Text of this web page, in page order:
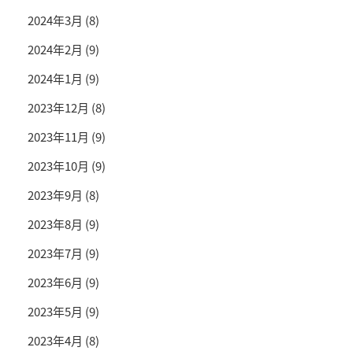
2024年3月 (8)
2024年2月 (9)
2024年1月 (9)
2023年12月 (8)
2023年11月 (9)
2023年10月 (9)
2023年9月 (8)
2023年8月 (9)
2023年7月 (9)
2023年6月 (9)
2023年5月 (9)
2023年4月 (8)